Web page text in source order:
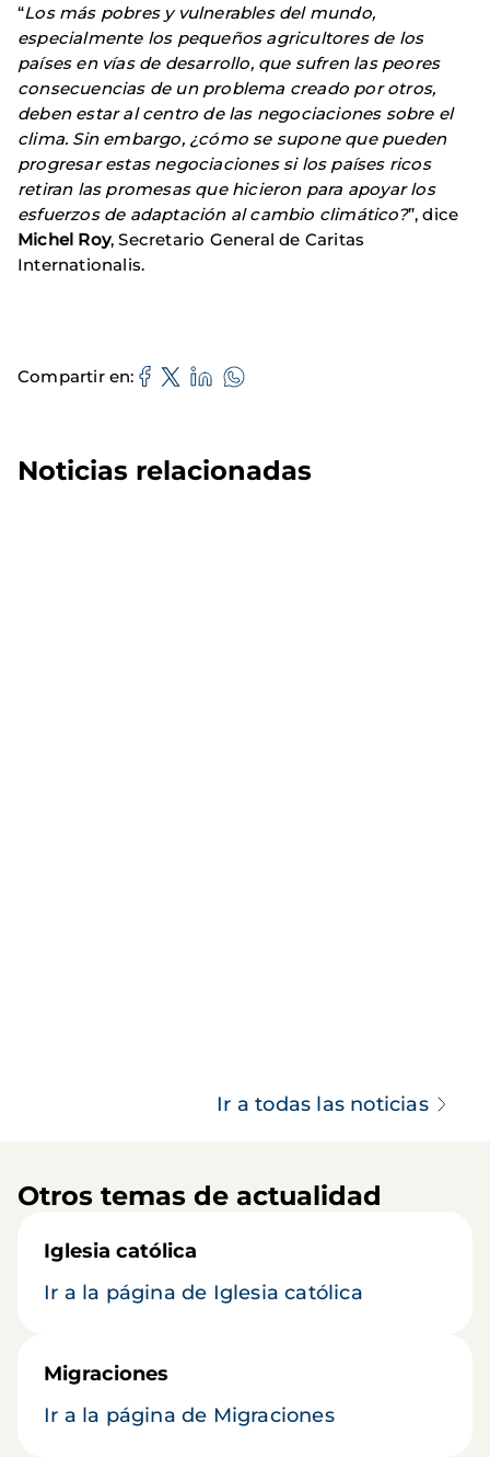
“Los más pobres y vulnerables del mundo,
especialmente los pequeños agricultores de los
países en vías de desarrollo, que sufren las peores
consecuencias de un problema creado por otros,
deben estar al centro de las negociaciones sobre el
clima. Sin embargo, ¿cómo se supone que pueden
progresar estas negociaciones si los países ricos
retiran las promesas que hicieron para apoyar los
esfuerzos de adaptación al cambio climático?”, dice
Michel Roy, Secretario General de Caritas
Internationalis.
Compartir en
Noticias relacionadas
Ir a todas las noticias
Otros temas de actualidad
Iglesia católica
Ir a la página de Iglesia católica
Migraciones
Ir a la página de Migraciones